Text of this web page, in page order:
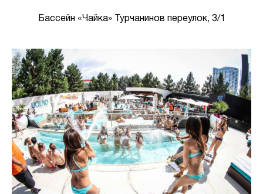
Бассейн «Чайка» Турчанинов переулок, 3/1